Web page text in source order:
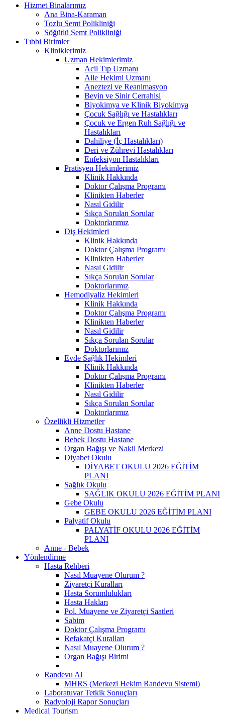
Hizmet Binalarımız
Ana Bina-Karaman
Tozlu Semt Polikliniği
Söğütlü Semt Polikliniği
Tıbbi Birimler
Kliniklerimiz
Uzman Hekimlerimiz
Acil Tıp Uzmanı
Aile Hekimi Uzmanı
Aneztezi ve Reanimasyon
Beyin ve Sinir Cerrahisi
Biyokimya ve Klinik Biyokimya
Çocuk Sağlığı ve Hastalıkları
Çocuk ve Ergen Ruh Sağlığı ve
Hastalıkları
Dahiliye (İç Hastalıkları)
Deri ve Zührevi Hastalıkları
Enfeksiyon Hastalıkları
Pratisyen Hekimlerimiz
Klinik Hakkında
Doktor Çalışma Programı
Klinikten Haberler
Nasıl Gidilir
Sıkça Sorulan Sorular
Doktorlarımız
Diş Hekimleri
Klinik Hakkında
Doktor Çalışma Programı
Klinikten Haberler
Nasıl Gidilir
Sıkça Sorulan Sorular
Doktorlarımız
Hemodiyaliz Hekimleri
Klinik Hakkında
Doktor Çalışma Programı
Klinikten Haberler
Nasıl Gidilir
Sıkça Sorulan Sorular
Doktorlarımız
Evde Sağlık Hekimleri
Klinik Hakkında
Doktor Çalışma Programı
Klinikten Haberler
Nasıl Gidilir
Sıkça Sorulan Sorular
Doktorlarımız
Özellikli Hizmetler
Anne Dostu Hastane
Bebek Dostu Hastane
Organ Bağışı ve Nakil Merkezi
Diyabet Okulu
DİYABET OKULU 2026 EĞİTİM
PLANI
Sağlık Okulu
SAĞLIK OKULU 2026 EĞİTİM PLANI
Gebe Okulu
GEBE OKULU 2026 EĞİTİM PLANI
Palyatif Okulu
PALYATİF OKULU 2026 EĞİTİM
PLANI
Anne - Bebek
Yönlendirme
Hasta Rehberi
Nasıl Muayene Olurum ?
Ziyaretçi Kuralları
Hasta Sorumlulukları
Hasta Hakları
Pol. Muayene ve Ziyaretçi Saatleri
Sabim
Doktor Çalışma Programı
Refakatçi Kuralları
Nasıl Muayene Olurum ?
Organ Bağışı Birimi
Randevu Al
MHRS (Merkezi Hekim Randevu Sistemi)
Laboratuvar Tetkik Sonuçları
Radyoloji Rapor Sonuçları
Medical Tourism